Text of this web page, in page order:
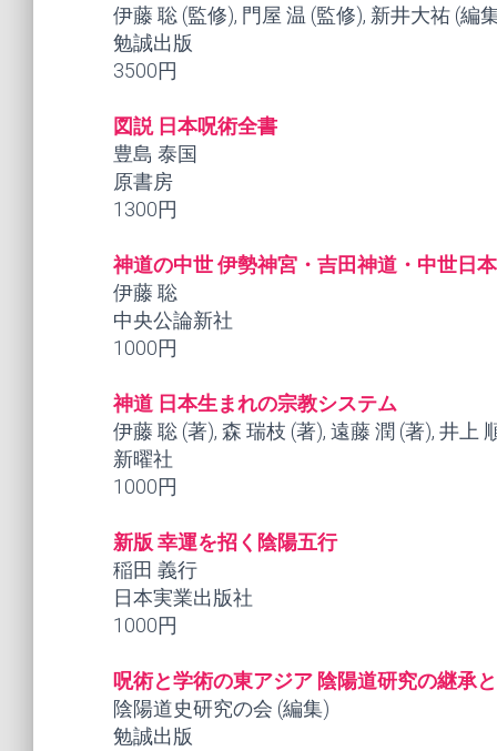
伊藤 聡 (監修), 門屋 温 (監修), 新井大祐 (編
勉誠出版
3500円
図説 日本呪術全書
豊島 泰国
原書房
1300円
神道の中世 伊勢神宮・吉田神道・中世日
伊藤 聡
中央公論新社
1000円
神道 日本生まれの宗教システム
伊藤 聡 (著), 森 瑞枝 (著), 遠藤 潤 (著), 井上
新曜社
1000円
新版 幸運を招く陰陽五行
稲田 義行
日本実業出版社
1000円
呪術と学術の東アジア 陰陽道研究の継承
陰陽道史研究の会 (編集)
勉誠出版